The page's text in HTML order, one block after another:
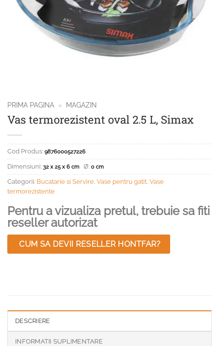
PRIMA PAGINA » MAGAZIN
Vas termorezistent oval 2.5 L, Simax
Cod Produs: 9876000527226
Dimensiuni: 32 x 25 x 6 cm Ø: 0 cm
Categorii: Bucatarie si Servire Vase pentru gatit Vase
termorezistente
Pentru a vizualiza pretul, trebuie sa fiti
reseller autorizat
CUM SA DEVII RESELLER HONTFAR?
DESCRIERE
INFORMATII SUPLIMENTARE